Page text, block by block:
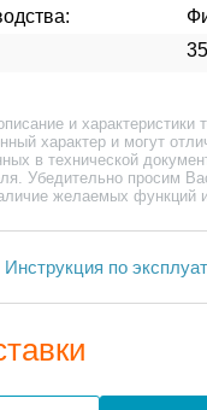
35
и характеристики
характер и могут
в технической
Убедительно просим
желаемых функций
Инструкция по